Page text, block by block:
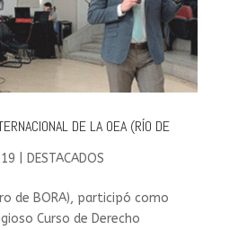
DE LA OEA (RÍO DE
DESTACADOS
de BORA), participó como
Curso de Derecho